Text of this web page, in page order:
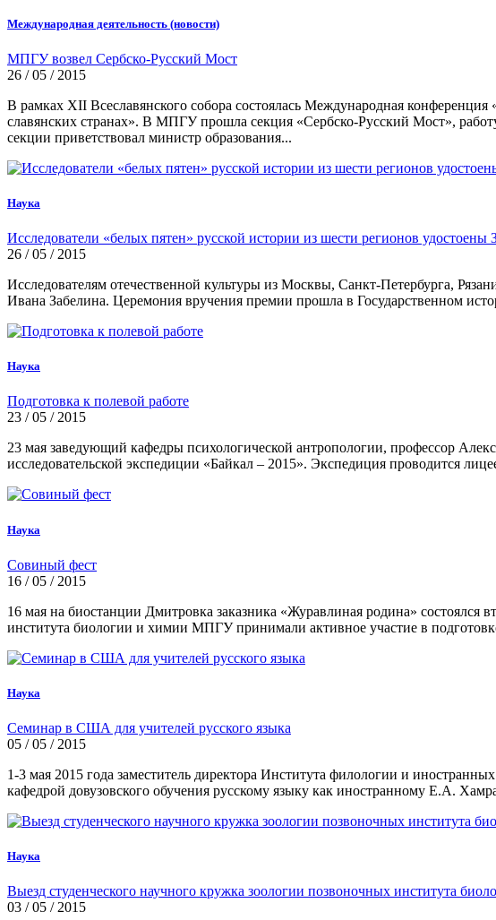
Международная деятельность (новости)
МПГУ возвел Сербско-Русский Мост
26 / 05 / 2015
В рамках XII Всеславянского собора состоялась Международная
славянских странах». В МПГУ прошла секция «Сербско-Русский Мост»,
секции приветствовал министр образования...
Наука
Исследователи «белых пятен» русской истории из шести регионов удостоены
26 / 05 / 2015
Исследователям отечественной культуры из Москвы, Санкт-Петербурга,
Ивана Забелина. Церемония вручения премии прошла в Государственном
Наука
Подготовка к полевой работе
23 / 05 / 2015
23 мая заведующий кафедры психологической антропологии, профессор
исследовательской экспедиции «Байкал – 2015». Экспедиция проводится
Наука
Совиный фест
16 / 05 / 2015
16 мая на биостанции Дмитровка заказника «Журавлиная родина»
института биологии и химии МПГУ принимали активное участие в
Наука
Семинар в США для учителей русского языка
05 / 05 / 2015
1-3 мая 2015 года заместитель директора Института филологии и
кафедрой довузовского обучения русскому языку как иностранному Е.А.
Наука
Выезд студенческого научного кружка зоологии позвоночных института
03 / 05 / 2015